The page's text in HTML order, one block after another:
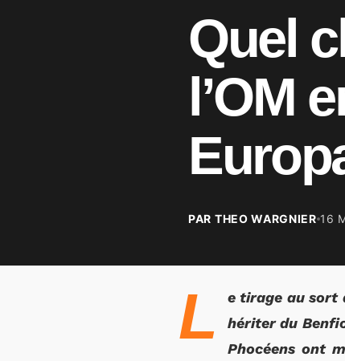
Quel
l’OM
PAR THEO WARGNIER 16
L
e tirage au sort
hériter du
Phocéens ont